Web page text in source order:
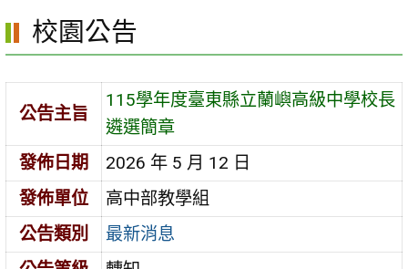
區
校園公告
公告主旨
115學年度臺東縣立蘭嶼高級中學校長
遴選簡章
發佈日期
2026 年 5 月 12 日
發佈單位
高中部教學組
公告類別
最新消息